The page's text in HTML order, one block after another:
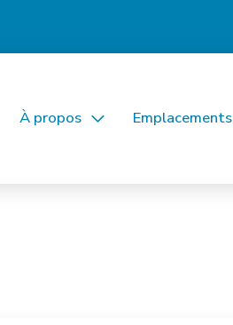
À propos Emplacements